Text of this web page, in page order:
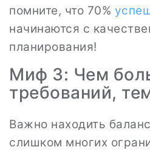
помните, что 70%
начинаются с
планирования!
Миф 3: Чем
требований,
Важно находить
слишком многих